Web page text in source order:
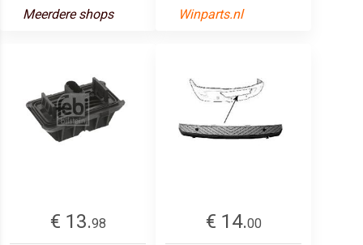
Meerdere shops Winparts.nl
€ 13.98
€ 14.00